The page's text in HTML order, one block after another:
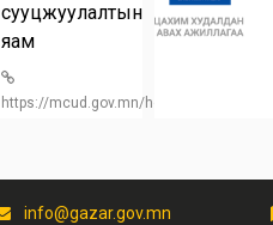
сууцжуулалтын
яам
https://mcud.gov.mn/home
info@gazar.gov.mn